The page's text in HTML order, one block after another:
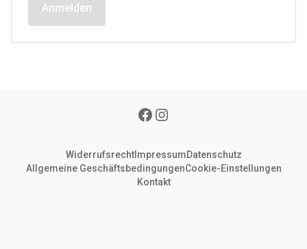
Anmelden
WiderrufsrechtImpressumDatenschutz
Allgemeine GeschäftsbedingungenCookie-Einstellungen
Kontakt